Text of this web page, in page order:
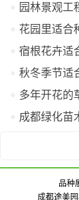
园林景观工
花园里适合
宿根花卉适
秋冬季节适
多年开花的
成都绿化苗
品种
成都途美